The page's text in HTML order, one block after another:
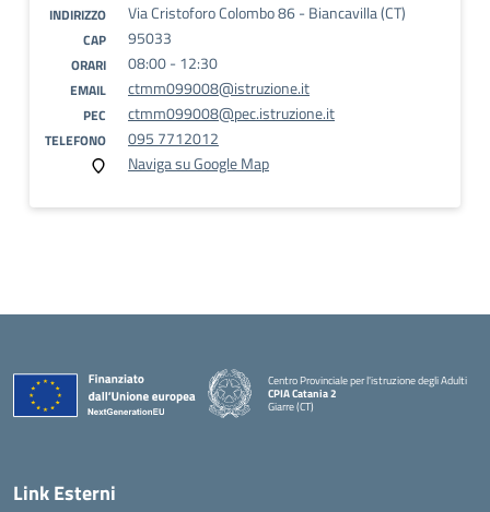
INDIRIZZO Via Cristoforo Colombo 86 - Biancavilla (CT)
CAP 95033
ORARI 08:00 - 12:30
EMAIL ctmm099008@istruzione.it
PEC ctmm099008@pec.istruzione.it
TELEFONO
095 7712012
Naviga su Google Map
Centro Provinciale per l'istruzione degli Adulti
CPIA Catania 2
Giarre (CT)
Link Esterni